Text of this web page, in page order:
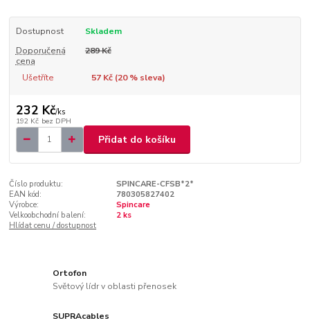
Dostupnost
Skladem
Doporučená
cena
289 Kč
Ušetříte 57 Kč (20% sleva)
232 Kč/ks
192 Kč bez DPH
Přidat do košíku
Číslo produktu:
SPINCARE-CFSB*2*
EAN kód:
780305827402
Výrobce:
Spincare
Velkoobchodní balení:
2 ks
Hlídat cenu / dostupnost
Ortofon
Světový lídr v oblasti přenosek
SUPRAcables